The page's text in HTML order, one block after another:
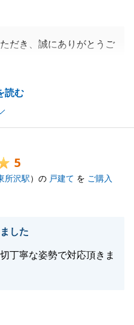
読む
だき、誠にありがとうご
かったです。
たら、お気兼ねなくお申
5
所沢駅）の 戸建て を ご購入
した
丁寧な姿勢で対応頂きま